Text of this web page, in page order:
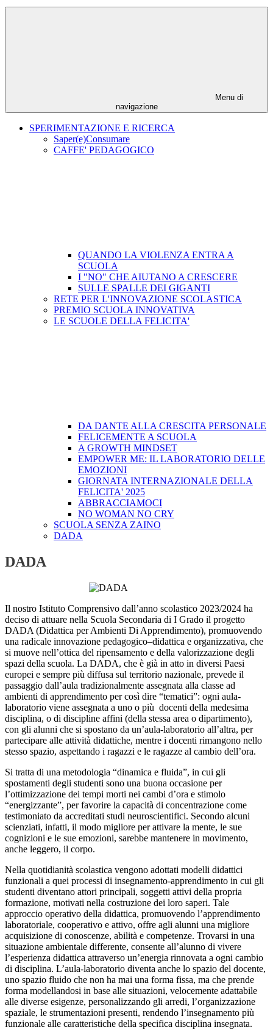
Menu di
navigazione
SPERIMENTAZIONE E RICERCA
Saper(e)Consumare
CAFFE' PEDAGOGICO
QUANDO LA VIOLENZA ENTRA A
SCUOLA
I "NO" CHE AIUTANO A CRESCERE
SULLE SPALLE DEI GIGANTI
RETE PER L'INNOVAZIONE SCOLASTICA
PREMIO SCUOLA INNOVATIVA
LE SCUOLE DELLA FELICITA'
DA DANTE ALLA CRESCITA PERSONALE
FELICEMENTE A SCUOLA
A GROWTH MINDSET
EMPOWER ME: IL LABORATORIO DELLE
EMOZIONI
GIORNATA INTERNAZIONALE DELLA
FELICITA' 2025
ABBRACCIAMOCI
NO WOMAN NO CRY
SCUOLA SENZA ZAINO
DADA
DADA
Il nostro Istituto Comprensivo dall’anno scolastico 2023/2024 ha
deciso di attuare nella Scuola Secondaria di I Grado il progetto
DADA (Didattica per Ambienti Di Apprendimento), promuovendo
una radicale innovazione pedagogico–didattica e organizzativa, che
si muove nell’ottica del ripensamento e della valorizzazione degli
spazi della scuola. La DADA, che è già in atto in diversi Paesi
europei e sempre più diffusa sul territorio nazionale, prevede il
passaggio dall’aula tradizionalmente assegnata alla classe ad
ambienti di apprendimento per così dire “tematici”: ogni aula-
laboratorio viene assegnata a uno o più docenti della medesima
disciplina, o di discipline affini (della stessa area o dipartimento),
con gli alunni che si spostano da un’aula-laboratorio all’altra, per
partecipare alle attività didattiche, mentre i docenti rimangono nello
stesso spazio, aspettando i ragazzi e le ragazze al cambio dell’ora.
Si tratta di una metodologia “dinamica e fluida”, in cui gli
spostamenti degli studenti sono una buona occasione per
l’ottimizzazione dei tempi morti nei cambi d’ora e stimolo
“energizzante”, per favorire la capacità di concentrazione come
testimoniato da accreditati studi neuroscientifici. Secondo alcuni
scienziati, infatti, il modo migliore per attivare la mente, le sue
cognizioni e le sue emozioni, sarebbe mantenere in movimento,
anche leggero, il corpo.
Nella quotidianità scolastica vengono adottati modelli didattici
funzionali a quei processi di insegnamento-apprendimento in cui gli
studenti diventano attori principali, soggetti attivi della propria
formazione, motivati nella costruzione dei loro saperi. Tale
approccio operativo della didattica, promuovendo l’apprendimento
laboratoriale, cooperativo e attivo, offre agli alunni una migliore
acquisizione di conoscenze, abilità e competenze. Trovarsi in una
situazione ambientale differente, consente all’alunno di vivere
l’esperienza didattica attraverso un’energia rinnovata a ogni cambio
di disciplina. L’aula-laboratorio diventa anche lo spazio del docente,
uno spazio fluido che non ha mai una forma fissa, ma che prende
forma modellandosi in base alle situazioni, velocemente adattabile
alle diverse esigenze, personalizzando gli arredi, l’organizzazione
spaziale, le strumentazioni presenti, rendendo l’insegnamento più
funzionale alle caratteristiche della specifica disciplina insegnata.